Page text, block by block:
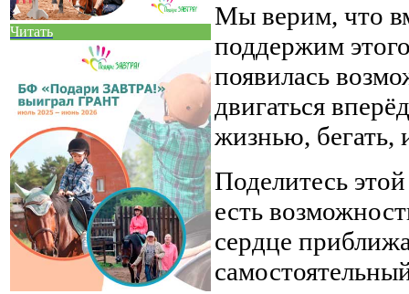
Читать
Мы верим, что
поддержим
появилась
двигаться
жизнью, бегать,
Поделитесь
есть
сердце